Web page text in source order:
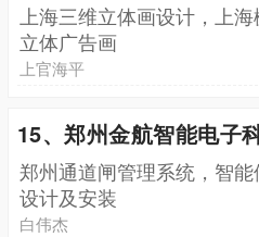
上海三维立体画设计，上
立体广告画
上官海平
15、郑州金航智能电子
郑州通道闸管理系统，智
设计及安装
白伟杰